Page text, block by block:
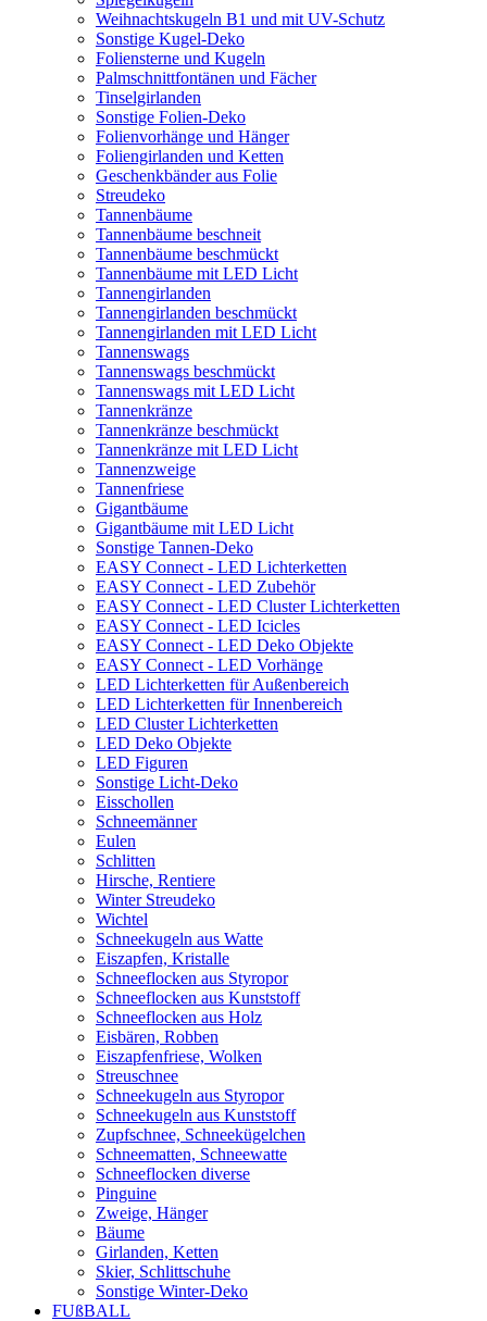
Weihnachtskugeln B1 und mit UV-Schutz
Sonstige Kugel-Deko
Foliensterne und Kugeln
Palmschnittfontänen und Fächer
Tinselgirlanden
Sonstige Folien-Deko
Folienvorhänge und Hänger
Foliengirlanden und Ketten
Geschenkbänder aus Folie
Streudeko
Tannenbäume
Tannenbäume beschneit
Tannenbäume beschmückt
Tannenbäume mit LED Licht
Tannengirlanden
Tannengirlanden beschmückt
Tannengirlanden mit LED Licht
Tannenswags
Tannenswags beschmückt
Tannenswags mit LED Licht
Tannenkränze
Tannenkränze beschmückt
Tannenkränze mit LED Licht
Tannenzweige
Tannenfriese
Gigantbäume
Gigantbäume mit LED Licht
Sonstige Tannen-Deko
EASY Connect - LED Lichterketten
EASY Connect - LED Zubehör
EASY Connect - LED Cluster Lichterketten
EASY Connect - LED Icicles
EASY Connect - LED Deko Objekte
EASY Connect - LED Vorhänge
LED Lichterketten für Außenbereich
LED Lichterketten für Innenbereich
LED Cluster Lichterketten
LED Deko Objekte
LED Figuren
Sonstige Licht-Deko
Eisschollen
Schneemänner
Eulen
Schlitten
Hirsche, Rentiere
Winter Streudeko
Wichtel
Schneekugeln aus Watte
Eiszapfen, Kristalle
Schneeflocken aus Styropor
Schneeflocken aus Kunststoff
Schneeflocken aus Holz
Eisbären, Robben
Eiszapfenfriese, Wolken
Streuschnee
Schneekugeln aus Styropor
Schneekugeln aus Kunststoff
Zupfschnee, Schneekügelchen
Schneematten, Schneewatte
Schneeflocken diverse
Pinguine
Zweige, Hänger
Bäume
Girlanden, Ketten
Skier, Schlittschuhe
Sonstige Winter-Deko
FUßBALL